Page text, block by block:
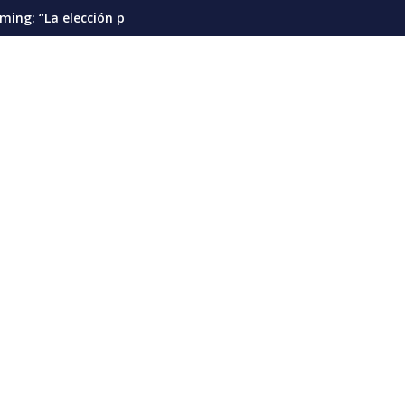
debería pautarse para diciembre de 2028”
Cáncer de pulmón en Venezuela: la detección